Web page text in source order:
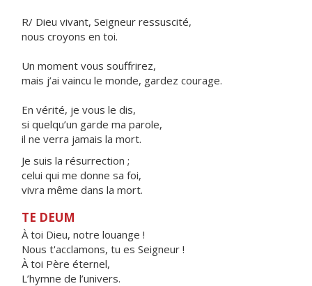
R/ Dieu vivant, Seigneur ressuscité,
nous croyons en toi.
Un moment vous souffrirez,
mais j’ai vaincu le monde, gardez courage.
En vérité, je vous le dis,
si quelqu’un garde ma parole,
il ne verra jamais la mort.
Je suis la résurrection ;
celui qui me donne sa foi,
vivra même dans la mort.
TE DEUM
À toi Dieu, notre louange !
Nous t'acclamons, tu es Seigneur !
À toi Père éternel,
L’hymne de l’univers.